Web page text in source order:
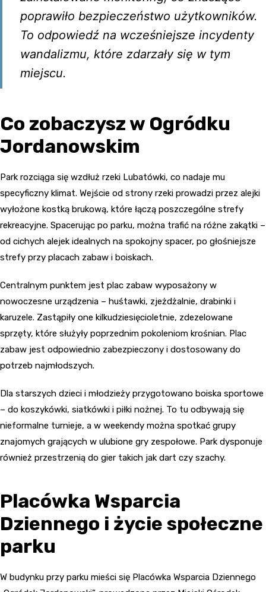
poprawiło bezpieczeństwo użytkowników.
To odpowiedź na wcześniejsze incydenty
wandalizmu, które zdarzały się w tym
miejscu.
Co zobaczysz w Ogródku
Jordanowskim
Park rozciąga się wzdłuż rzeki Lubatówki, co nadaje mu
specyficzny klimat. Wejście od strony rzeki prowadzi przez alejki
wyłożone kostką brukową, które łączą poszczególne strefy
rekreacyjne. Spacerując po parku, można trafić na różne zakątki –
od cichych alejek idealnych na spokojny spacer, po głośniejsze
strefy przy placach zabaw i boiskach.
Centralnym punktem jest plac zabaw wyposażony w
nowoczesne urządzenia – huśtawki, zjeżdżalnie, drabinki i
karuzele. Zastąpiły one kilkudziesięcioletnie, zdezelowane
sprzęty, które służyły poprzednim pokoleniom krośnian. Plac
zabaw jest odpowiednio zabezpieczony i dostosowany do
potrzeb najmłodszych.
Dla starszych dzieci i młodzieży przygotowano boiska sportowe
– do koszykówki, siatkówki i piłki nożnej. To tu odbywają się
nieformalne turnieje, a w weekendy można spotkać grupy
znajomych grających w ulubione gry zespołowe. Park dysponuje
również przestrzenią do gier takich jak dart czy szachy.
Placówka Wsparcia
Dziennego i życie społeczne
parku
W budynku przy parku mieści się Placówka Wsparcia Dziennego